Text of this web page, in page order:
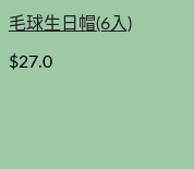
毛球生日帽(6入)
$27.0